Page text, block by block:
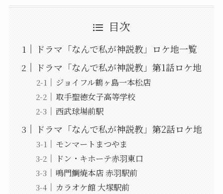
目次
ドラマ「なんで私が神説教」ロケ地一覧
ドラマ「なんで私が神説教」第1話ロケ地
ジョイフル鶴ヶ島一本松店
取手聖徳女子高等学校
西武球場前駅
ドラマ「なんで私が神説教」第2話ロケ地
モンマートまつやま
ドン・キホーテ赤羽東口
鳴門鯛焼本店 赤羽駅前
カラオケ館 大塚駅前